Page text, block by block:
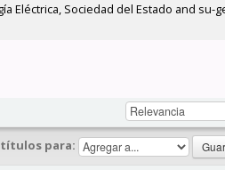
Eléctrica, Sociedad del Estado and su-
para: